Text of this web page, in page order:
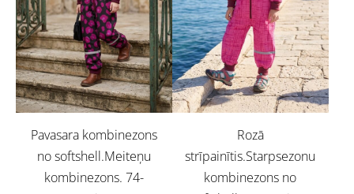
Pavasara kombinezons
no softshell.Meiteņu
kombinezons. 74-
Rozā
strīpainītis.Starpsezonu
kombinezons no